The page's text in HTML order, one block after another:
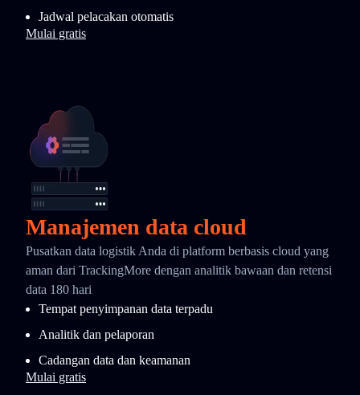
Jadwal pelacakan otomatis
Mulai gratis
Manajemen data cloud
Pusatkan data logistik Anda di platform berbasis cloud yang
aman dari TrackingMore dengan analitik bawaan dan retensi
data 180 hari
Tempat penyimpanan data terpadu
Analitik dan pelaporan
Cadangan data dan keamanan
Mulai gratis